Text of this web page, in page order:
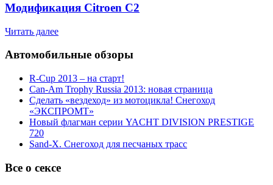
Модификация Citroen С2
Читать далее
Автомобильные обзоры
R-Cup 2013 – на старт!
Can-Am Trophy Russia 2013: новая страница
Сделать «вездеход» из мотоцикла! Снегоход
«ЭКСПРОМТ»
Новый флагман серии YACHT DIVISION PRESTIGE
720
Sand-X. Снегоход для песчаных трасс
Все о сексе